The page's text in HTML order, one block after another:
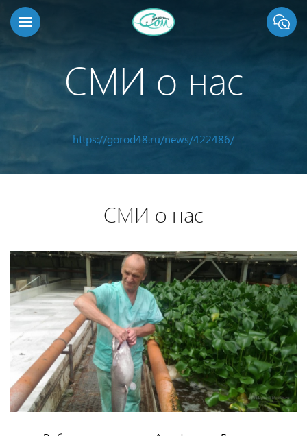
СМИ о нас
https://gorod48.ru/news/422486/
СМИ о нас